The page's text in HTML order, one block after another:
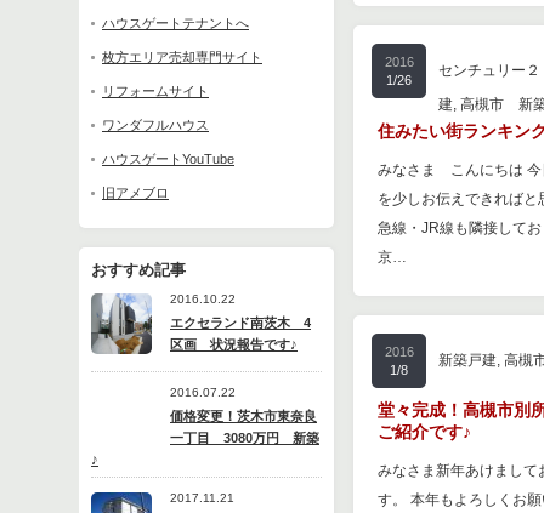
ハウスゲートテナントへ
枚方エリア売却専門サイト
リフォームサイト
ワンダフルハウス
ハウスゲートYouTube
旧アメブロ
おすすめ記事
2016.10.22
エクセランド南茨木 4
区画 状況報告です♪
2016.07.22
価格変更！茨木市東奈良
一丁目 3080万円 新築
♪
2017.11.21
2016
1/26
センチュリー
建, 高槻市 新
住みたい街ランキン
みなさま こんにちは 今
を少しお伝えできれば
急線・JR線も隣接して
京…
2016
1/8
新築戸建, 高槻
堂々完成！高槻市別
ご紹介です♪
みなさま新年あけまして
す。 本年もよろしくお